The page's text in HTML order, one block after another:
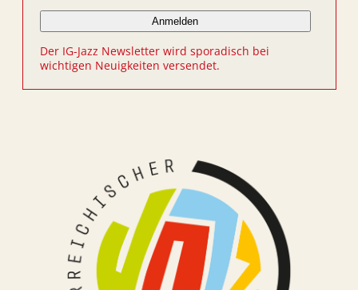
Der IG-Jazz Newsletter wird sporadisch bei
wichtigen Neuigkeiten versendet.